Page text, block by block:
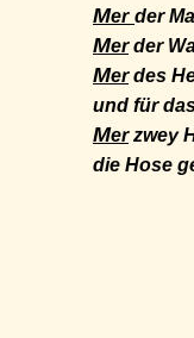
Mer der
Merder
Merdes
und für das
Merzwey
die Hose